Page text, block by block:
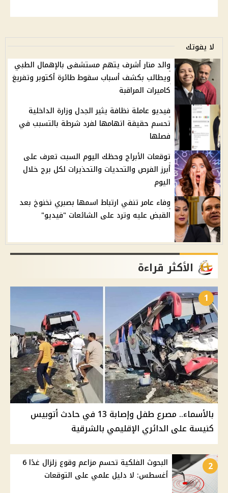
لا يفوتك
والد منار أشرف يتهم مستشفى بالإهمال الطبي
ويطالب بكشف أسباب سقوط طائرة أكتوبر وتفريغ
كاميرات المراقبة
فيديو عاملة نظافة يثير الجدل وزارة الداخلية
تحسم حقيقة اتهامها لفرد شرطة بالتسبب في
فصلها
توقعات الأبراج وحظك اليوم السبت تعرف على
أبرز الفرص والتحديات والتحذيرات لكل برج خلال
اليوم
وفاء عامر تنفي ارتباط اسمها بصبري نخنوخ بعد
القبض عليه وترد على الشائعات "فيديو"
الأكثر قراءة
1
بالأسماء.. مصرع طفل وإصابة 13 في حادث أتوبيس
كنيسة على الدائري الإقليمي بالشرقية
2
البحوث الفلكية تحسم مزاعم وقوع زلزال غدًا 6
أغسطس: لا دليل علمي على التوقعات